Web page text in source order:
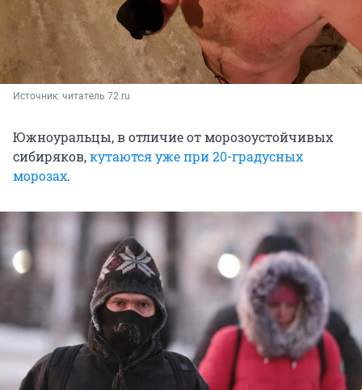
Источник: читатель 72.ru
Южноуральцы, в отличие от морозоустойчивых
сибиряков,кутаются уже при 20-градусных
морозах.